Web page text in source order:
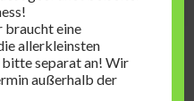
braucht eine
allerkleinsten
separat an! Wir
außerhalb der